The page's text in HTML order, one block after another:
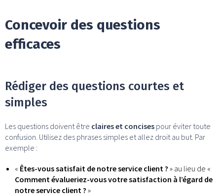
Concevoir des questions
efficaces
Rédiger des questions courtes et
simples
Les questions doivent être claires et concises pour éviter toute
confusion. Utilisez des phrases simples et allez droit au but. Par
exemple :
« Êtes-vous satisfait de notre service client ? » au lieu de «
Comment évalueriez-vous votre satisfaction à l’égard de
notre service client ? »